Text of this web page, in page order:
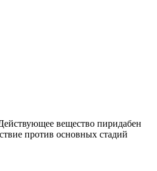
вещество пиридабен
против основных стадий